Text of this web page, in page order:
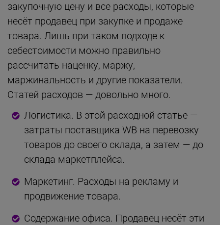
закупочную цену и все расходы, которые
несёт продавец при закупке и продаже
товара. Лишь при таком подходе к
себестоимости можно правильно
рассчитать наценку, маржу,
маржинальность и другие показатели.
Статей расходов — довольно много.
Логистика. В этой расходной статье —
затраты поставщика WB на перевозку
товаров до своего склада, а затем — до
склада маркетплейса.
Маркетинг. Расходы на рекламу и
продвижение товара.
Содержание офиса. Продавец несёт эти